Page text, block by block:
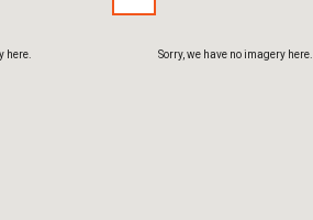
Sorry, we have no imagery here.
here.